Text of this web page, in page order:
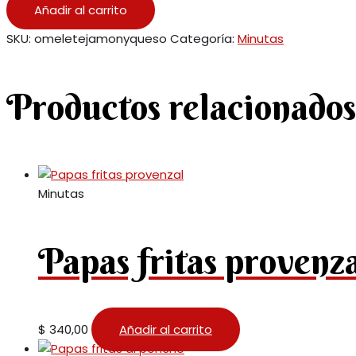
Añadir al carrito
SKU: omeletejamonyqueso Categoría: Minutas
Productos relacionados
Minutas
Papas fritas
$ 340,00 Añadir al carrito